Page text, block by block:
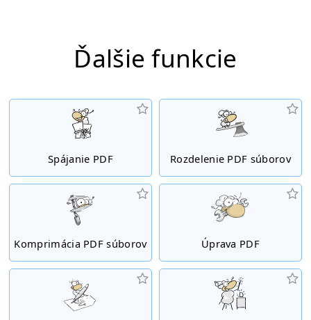
Ďalšie funkcie
Spájanie PDF Rozdelenie PDF súborov
Komprimácia PDF súborov Úprava PDF